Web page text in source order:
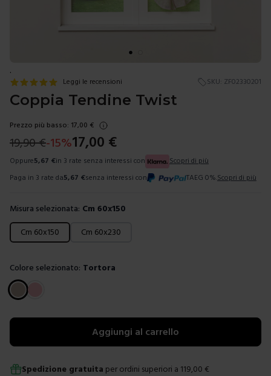
.
Leggi le recensioni SKU: ZF02330201
Coppia Tendine Twist
Prezzo più basso: 17,00 €
19,90€-15%17,00 €
Oppure5,67 €in 3 rate senza interessi con
Scopri di più
Paga in 3 rate da5,67 €senza interessi con TAEG 0%. Scopri di più
Misura selezionata: Cm 60x150
Scegli una misura
Cm 60x150 Cm 60x230
Colore selezionato: Tortora
Scegli un colore
Aggiungi al carrello
Spedizione gratuita per ordini superiori a 119,00 €